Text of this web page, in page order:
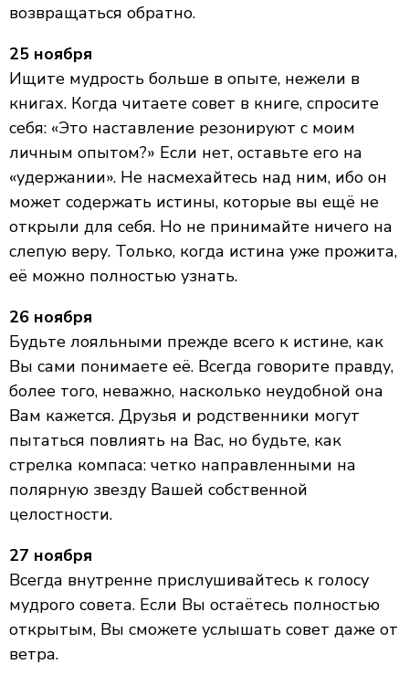
возвращаться обратно.
25 ноября
Ищите мудрость больше в опыте, нежели в
книгах. Когда читаете совет в книге, спросите
себя: «Это наставление резонируют с моим
личным опытом?» Если нет, оставьте его на
«удержании». Не насмехайтесь над ним, ибо он
может содержать истины, которые вы ещё не
открыли для себя. Но не принимайте ничего на
слепую веру. Только, когда истина уже прожита,
её можно полностью узнать.
26 ноября
Будьте лояльными прежде всего к истине, как
Вы сами понимаете её. Всегда говорите правду,
более того, неважно, насколько неудобной она
Вам кажется. Друзья и родственники могут
пытаться повлиять на Вас, но будьте, как
стрелка компаса: четко направленными на
полярную звезду Вашей собственной
целостности.
27 ноября
Всегда внутренне прислушивайтесь к голосу
мудрого совета. Если Вы остаётесь полностью
открытым, Вы сможете услышать совет даже от
ветра.